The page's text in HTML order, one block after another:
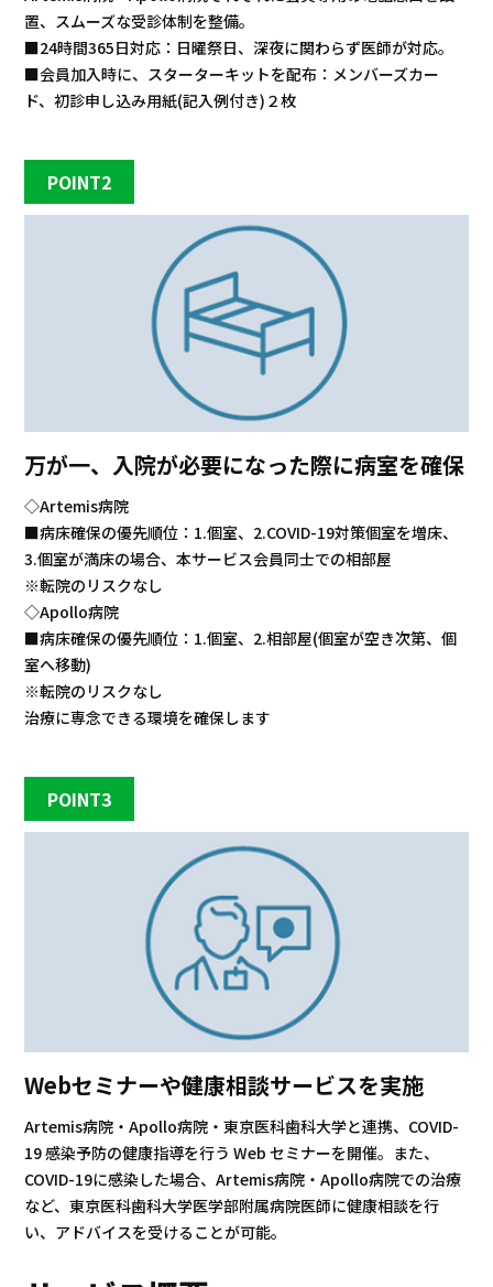
置、スムーズな受診体制を整備。
■24時間365日対応：日曜祭日、深夜に関わらず医師が対応。
■会員加入時に、スターターキットを配布：メンバーズカー
ド、初診申し込み用紙(記入例付き)２枚
POINT2
万が一、入院が必要になった際に病室を確保
◇Artemis病院
■病床確保の優先順位：1.個室、2.COVID-19対策個室を増床、
3.個室が満床の場合、本サービス会員同士での相部屋
※転院のリスクなし
◇Apollo病院
■病床確保の優先順位：1.個室、2.相部屋(個室が空き次第、個
室へ移動)
※転院のリスクなし
治療に専念できる環境を確保します
POINT3
Webセミナーや健康相談サービスを実施
Artemis病院・Apollo病院・東京医科歯科大学と連携、COVID-
19 感染予防の健康指導を行う Web セミナーを開催。また、
COVID-19に感染した場合、Artemis病院・Apollo病院での治療
など、東京医科歯科大学医学部附属病院医師に健康相談を行
い、アドバイスを受けることが可能。